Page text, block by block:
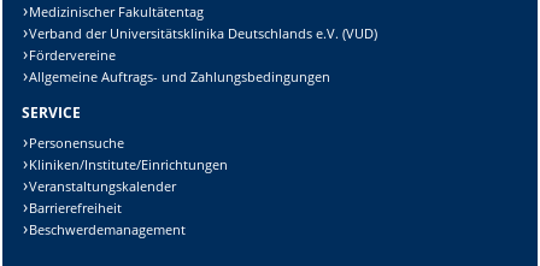
Medizinischer Fakultätentag
Verband der Universitätsklinika Deutschlands e.V. (VUD)
Fördervereine
Allgemeine Auftrags- und Zahlungsbedingungen
SERVICE
Personensuche
Kliniken/Institute/Einrichtungen
Veranstaltungskalender
Barrierefreiheit
Beschwerdemanagement